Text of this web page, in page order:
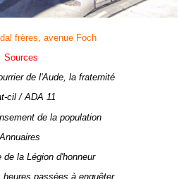
frères, avenue Foch
Sources
de l'Aude, la fraternité
cil / ADA 11
de la population
Annuaires
de la Légion d'honneur
passées à enquêter